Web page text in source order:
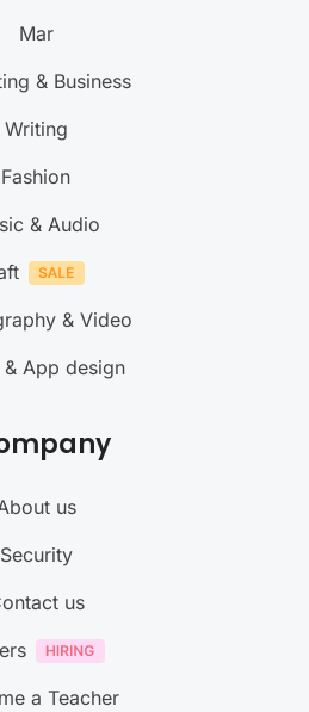
Mar
& Business
Writing
Fashion
& Audio
& Video
& App design
us
Security
us
a Teacher